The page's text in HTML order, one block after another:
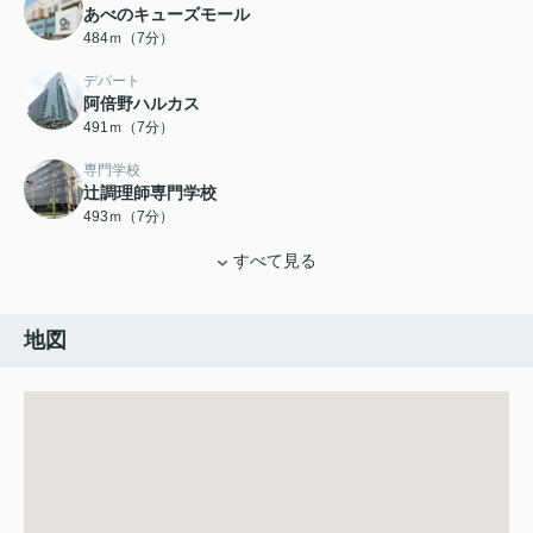
あべのキューズモール
484ｍ（7分）
デパート
阿倍野ハルカス
491ｍ（7分）
専門学校
辻調理師専門学校
493ｍ（7分）
すべて見る
地図